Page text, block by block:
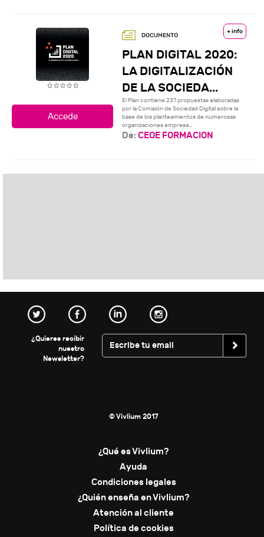
+ info
PLAN DIGITAL 2020:
LA DIGITALIZACIÓN
DE LA SOCIEDA...
El Plan contiene 237 propuestas elaboradas
por la Comisión de Sociedad Digital sobre la
base de los planteamientos de numerosas
organizaciones empresa...
De:CEOE FORMACION
¿Quieres recibir
nuestro
Newsletter?
© Vivlium 2017
¿Qué es Vivlium?
Ayuda
Condiciones legales
¿Quién enseña en Vivlium?
Atención al cliente
Política de cookies